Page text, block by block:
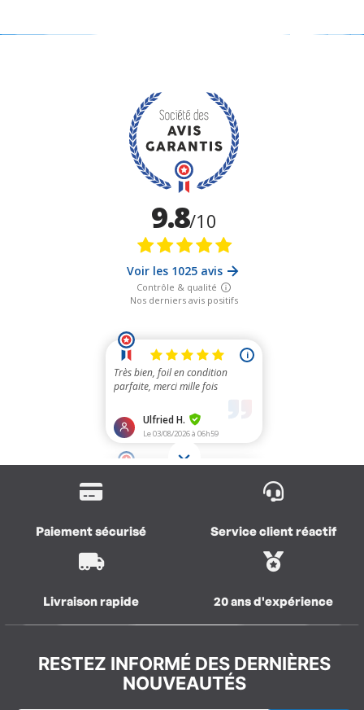
Paiement sécurisé Service client réactif
Livraison rapide 20 ans d'expérience
RESTEZ INFORMÉ DES DERNIÈRES
NOUVEAUTÉS